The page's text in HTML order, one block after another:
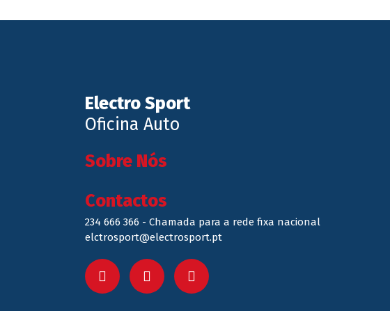
Electro Sport
Oficina Auto
Sobre Nós
Contactos
234 666 366 - Chamada para a rede fixa nacional
elctrosport@electrosport.pt